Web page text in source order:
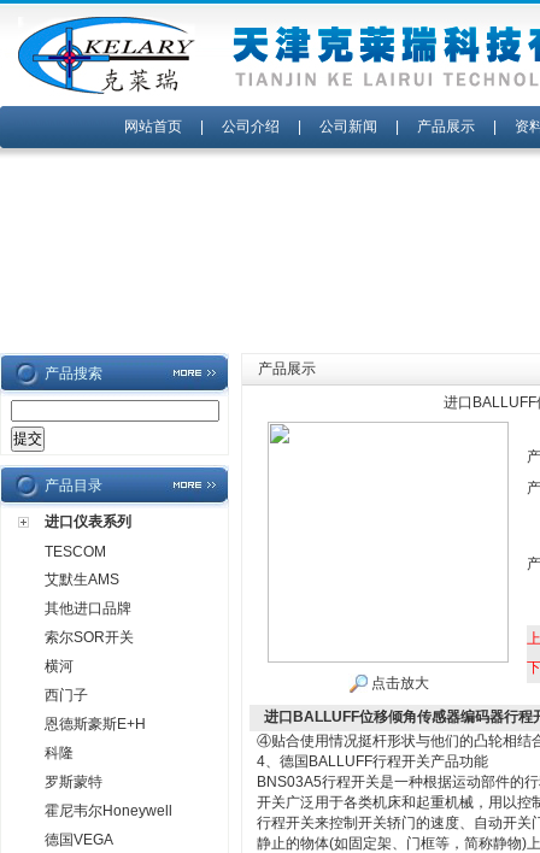
网站首页| 公司介绍 公司新闻 产品展示| 资
产品搜索
产品目录
进口仪表系列
TESCOM
艾默生AMS
其他进口品牌
索尔SOR开关
横河
西门子
恩德斯豪斯E+H
科隆
罗斯蒙特
霍尼韦尔Honeywell
德国VEGA
产品展示
进口
点击放大
进口BALLUFF位移倾角传感器编码器行程
④贴合使用情况挺杆形状与他们的凸轮相结
4、德国BALLUFF行程开关产品功能
BNS03A5行程开关是一种根据运动部件的
开关广泛用于各类机床和起重机械，用以
行程开关来控制开关轿门的速度、自动开
静止的物体(如固定架、门框等，简称静物)